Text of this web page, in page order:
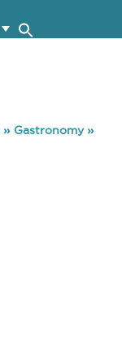
» Gastronomy»